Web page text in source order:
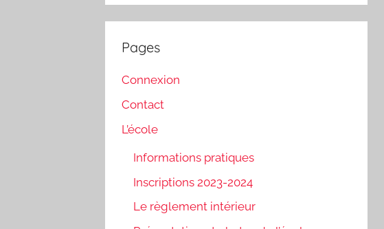
Pages
Connexion
Contact
L’école
Informations pratiques
Inscriptions 2023-2024
Le règlement intérieur